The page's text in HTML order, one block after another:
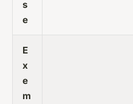
s
e
E
x
e
m